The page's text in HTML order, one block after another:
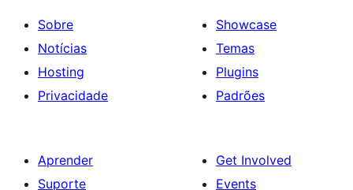
Sobre
Notícias
Hosting
Privacidade
Showcase
Temas
Plugins
Padrões
Aprender
Suporte
Get Involved
Events